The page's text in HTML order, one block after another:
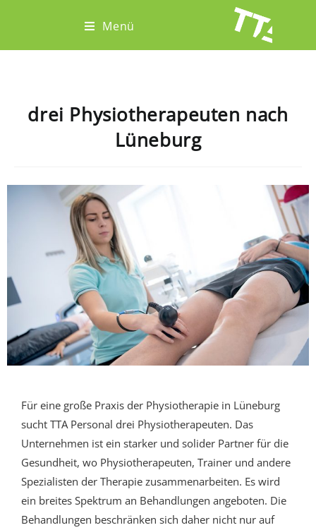
Menü
drei Physiotherapeuten nach
Lüneburg
Für eine große Praxis der Physiotherapie in Lüneburg
sucht TTA Personal drei Physiotherapeuten. Das
Unternehmen ist ein starker und solider Partner für die
Gesundheit, wo Physiotherapeuten, Trainer und andere
Spezialisten der Therapie zusammenarbeiten. Es wird
ein breites Spektrum an Behandlungen angeboten. Die
Behandlungen beschränken sich daher nicht nur auf